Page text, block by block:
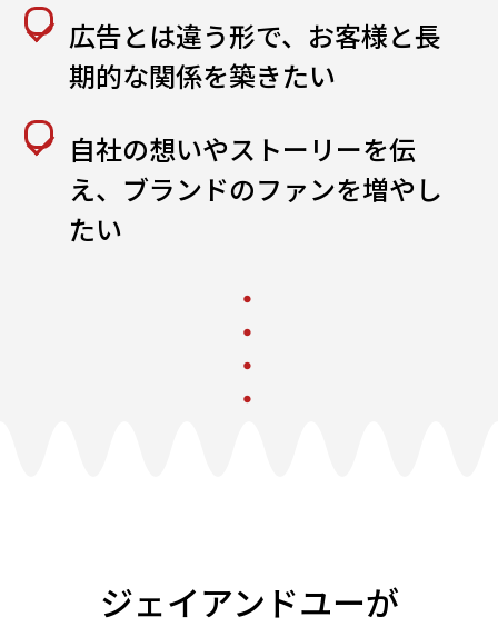
広告とは違う形で、お客様と長
期的な関係を築きたい
自社の想いやストーリーを伝
え、ブランドのファンを増やし
たい
ジェイアンドユーが